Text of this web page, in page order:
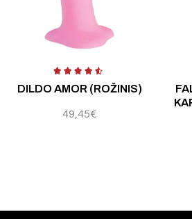
DILDO AMOR (ROŽINIS)
49,45€
Įvertinimas:4.60